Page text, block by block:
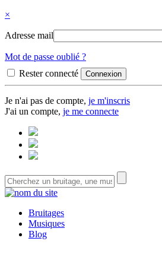
×
Adresse mail
Mot de passe oublié ?
Rester connecté
Je n'ai pas de compte, je m'inscris
J'ai un compte, je me connecte
Bruitages
Musiques
Blog